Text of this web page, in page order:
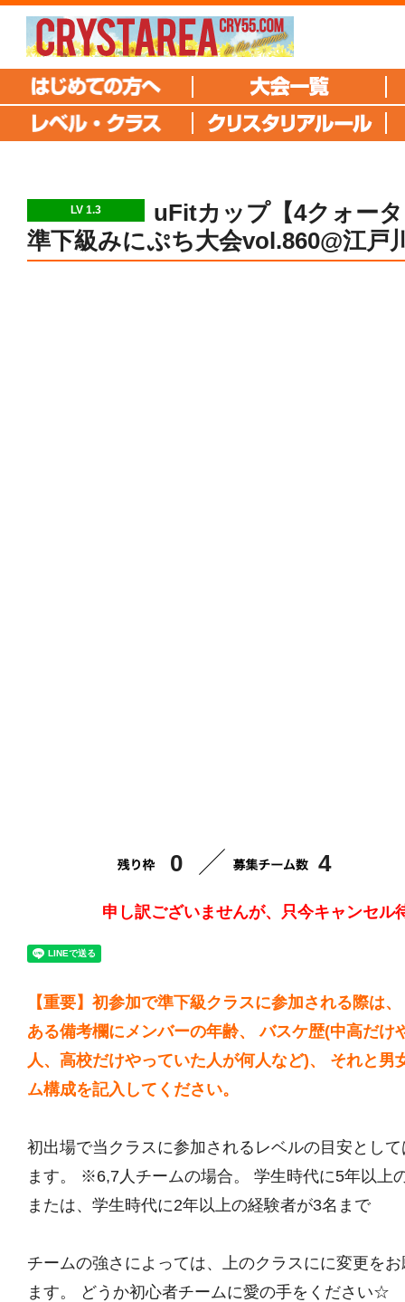
LV 1.3
uFitカップ【4クォー
準下級みにぷち大会vol.860@江戸
0 4
申し訳ございませんが、只今キャンセル
【重要】初参加で準下級クラスに参加される際は
ある備考欄にメンバーの年齢、 バスケ歴(中高だけ
人、高校だけやっていた人が何人など)、 それと男
ム構成を記入してください。
初出場で当クラスに参加されるレベルの目安とし
ます。 ※6,7人チームの場合。 学生時代に5年以上
または、学生時代に2年以上の経験者が3名まで
チームの強さによっては、上のクラスにに変更を
ます。 どうか初心者チームに愛の手をください☆